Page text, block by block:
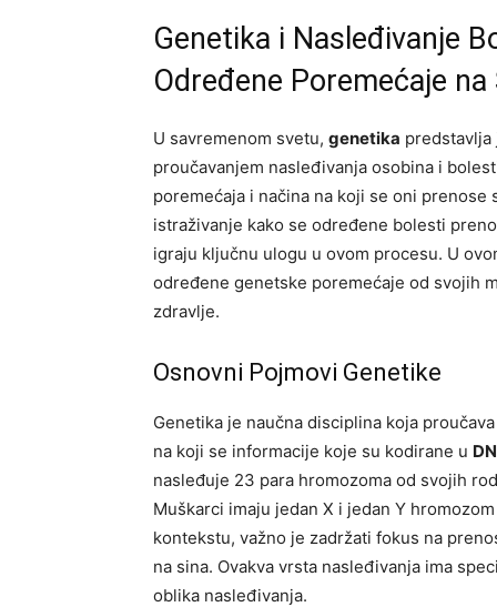
Genetika i Nasleđivanje
Određene Poremećaje na
U savremenom svetu, genetika predstavlja
proučavanjem nasleđivanja osobina i
poremećaja i načina na koji se oni
istraživanje kako se određene bolesti
igraju ključnu ulogu u ovom procesu. U
određene genetske poremećaje od svojih
zdravlje.
Osnovni Pojmovi Genetike
Genetika je naučna disciplina koja
na koji se informacije koje su kodirane u
nasleđuje 23 para hromozoma od svojih
Muškarci imaju jedan X i jedan Y
kontekstu, važno je zadržati fokus na
na sina. Ovakva vrsta nasleđivanja ima
oblika nasleđivanja.